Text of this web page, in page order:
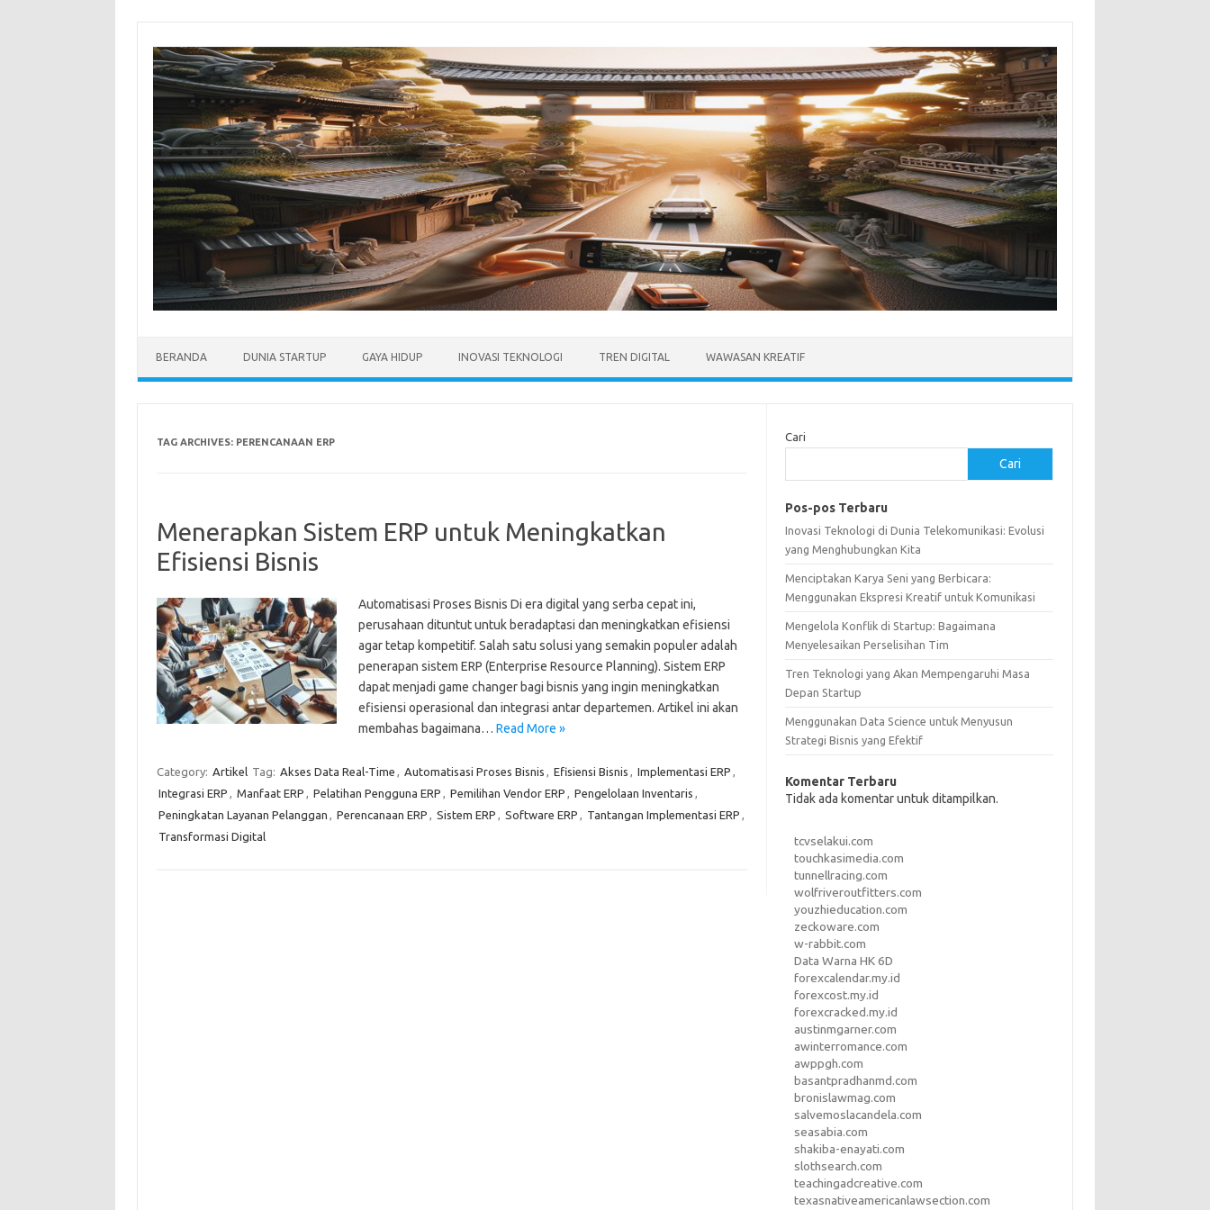
content
BERANDA DUNIA STARTUP GAYA HIDUP INOVASI TEKNOLOGI TREN DIGITAL WAWASAN KREATIF
TAG ARCHIVES: PERENCANAAN ERP
Menerapkan Sistem ERP untuk Meningkatkan
Efisiensi Bisnis
Automatisasi Proses Bisnis Di era digital yang serba cepat ini,
perusahaan dituntut untuk beradaptasi dan meningkatkan efisiensi
agar tetap kompetitif. Salah satu solusi yang semakin populer adalah
penerapan sistem ERP (Enterprise Resource Planning). Sistem ERP
dapat menjadi game changer bagi bisnis yang ingin meningkatkan
efisiensi operasional dan integrasi antar departemen. Artikel ini akan
membahas bagaimana… Read More »
Category: Artikel Tag: Akses Data Real-Time , Automatisasi Proses Bisnis , Efisiensi Bisnis , Implementasi ERP ,
Integrasi ERP , Manfaat ERP , Pelatihan Pengguna ERP , Pemilihan Vendor ERP , Pengelolaan Inventaris ,
Peningkatan Layanan Pelanggan , Perencanaan ERP , Sistem ERP , Software ERP , Tantangan Implementasi ERP ,
Transformasi Digital
Cari
Cari
Pos-pos Terbaru
Inovasi Teknologi di Dunia Telekomunikasi: Evolusi
yang Menghubungkan Kita
Menciptakan Karya Seni yang Berbicara:
Menggunakan Ekspresi Kreatif untuk Komunikasi
Mengelola Konflik di Startup: Bagaimana
Menyelesaikan Perselisihan Tim
Tren Teknologi yang Akan Mempengaruhi Masa
Depan Startup
Menggunakan Data Science untuk Menyusun
Strategi Bisnis yang Efektif
Komentar Terbaru
Tidak ada komentar untuk ditampilkan.
tcvselakui.com
touchkasimedia.com
tunnellracing.com
wolfriveroutfitters.com
youzhieducation.com
zeckoware.com
w-rabbit.com
Data Warna HK 6D
forexcalendar.my.id
forexcost.my.id
forexcracked.my.id
austinmgarner.com
awinterromance.com
awppgh.com
basantpradhanmd.com
bronislawmag.com
salvemoslacandela.com
seasabia.com
shakiba-enayati.com
slothsearch.com
teachingadcreative.com
texasnativeamericanlawsection.com